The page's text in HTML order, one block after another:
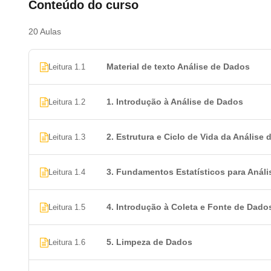
Gráficos com Matplotlib e Seaborn (Python)
Perguntas frequentes
1. Qual o valor de um Curso de Análise
O conteúdo do nossoCurso de Análise de Dados é
plataformaCertificado Cursos Online! No entanto,
valor de R$ 49,90 (O certificado é uma opção para os
Conteúdo do curso
20 Aulas
Leitura 1.1 Material de texto Análise de Dados
Leitura 1.2 1. Introdução à Análise de Dados
Leitura 1.3 2. Estrutura e Ciclo de Vida da Análise
Leitura 1.4 3. Fundamentos Estatísticos para
Leitura 1.5 4. Introdução à Coleta e Fonte de
Leitura 1.6 5. Limpeza de Dados